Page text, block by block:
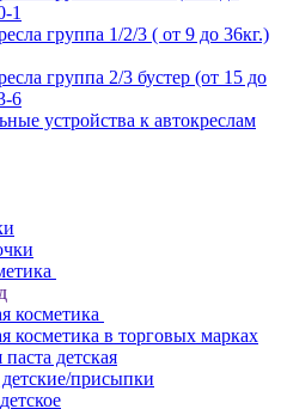
1
группа 1/2/3 ( от 9 до 36кг.)
группа 2/3 бустер (от 15 до
6
устройства к автокреслам
косметика
косметика в торговых марках
паста детская
присыпки